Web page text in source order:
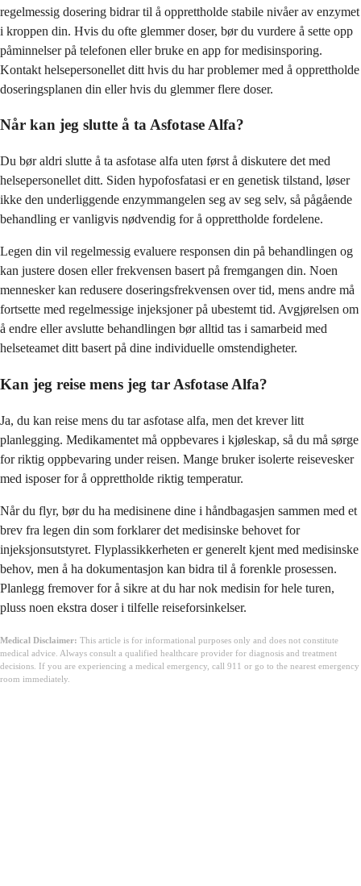
regelmessig dosering bidrar til å opprettholde stabile nivåer av enzymet
i kroppen din. Hvis du ofte glemmer doser, bør du vurdere å sette opp
påminnelser på telefonen eller bruke en app for medisinsporing.
Kontakt helsepersonellet ditt hvis du har problemer med å opprettholde
doseringsplanen din eller hvis du glemmer flere doser.
Når kan jeg slutte å ta Asfotase Alfa?
Du bør aldri slutte å ta asfotase alfa uten først å diskutere det med
helsepersonellet ditt. Siden hypofosfatasi er en genetisk tilstand, løser
ikke den underliggende enzymmangelen seg av seg selv, så pågående
behandling er vanligvis nødvendig for å opprettholde fordelene.
Legen din vil regelmessig evaluere responsen din på behandlingen og
kan justere dosen eller frekvensen basert på fremgangen din. Noen
mennesker kan redusere doseringsfrekvensen over tid, mens andre må
fortsette med regelmessige injeksjoner på ubestemt tid. Avgjørelsen om
å endre eller avslutte behandlingen bør alltid tas i samarbeid med
helseteamet ditt basert på dine individuelle omstendigheter.
Kan jeg reise mens jeg tar Asfotase Alfa?
Ja, du kan reise mens du tar asfotase alfa, men det krever litt
planlegging. Medikamentet må oppbevares i kjøleskap, så du må sørge
for riktig oppbevaring under reisen. Mange bruker isolerte reisevesker
med isposer for å opprettholde riktig temperatur.
Når du flyr, bør du ha medisinene dine i håndbagasjen sammen med et
brev fra legen din som forklarer det medisinske behovet for
injeksjonsutstyret. Flyplassikkerheten er generelt kjent med medisinske
behov, men å ha dokumentasjon kan bidra til å forenkle prosessen.
Planlegg fremover for å sikre at du har nok medisin for hele turen,
pluss noen ekstra doser i tilfelle reiseforsinkelser.
Medical Disclaimer: This article is for informational purposes only and does not constitute
medical advice. Always consult a qualified healthcare provider for diagnosis and treatment
decisions. If you are experiencing a medical emergency, call 911 or go to the nearest emergency
room immediately.